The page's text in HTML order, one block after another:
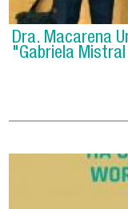
Dra. Macarena
"Gabriela